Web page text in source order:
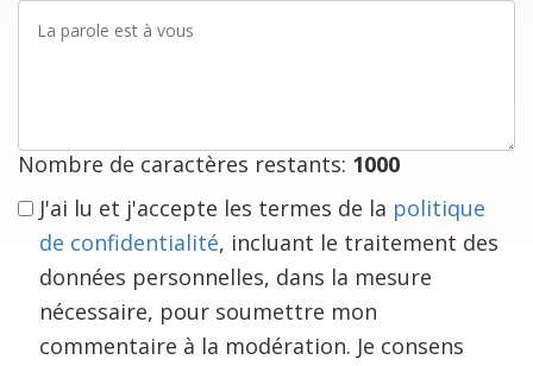
parole
Nombre de caractères restants: 1000
J'ai lu et j'accepte les termes de la politique
de confidentialité, incluant le traitement des
données personnelles, dans la mesure
nécessaire, pour soumettre mon
commentaire à la modération. Je consens